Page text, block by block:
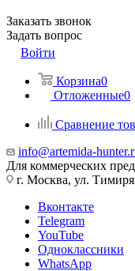
Заказать звонок
Задать вопрос
Войти
Корзина0
Отложенные0
Сравнение
info@artemida-
Для коммерческих
г. Москва, ул.
Вконтакте
Telegram
YouTube
Одноклассники
WhatsApp